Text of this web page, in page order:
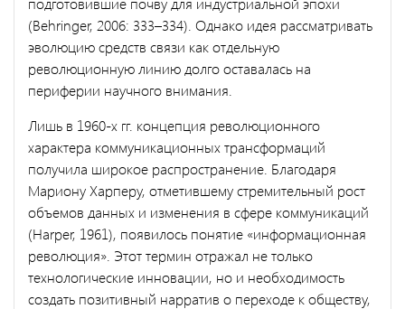
(Behringer, 2006: 333–334). Однако идея рассматривать
эволюцию средств связи как отдельную
революционную линию долго оставалась на
периферии научного внимания.
Лишь в 1960-х гг. концепция революционного
характера коммуникационных трансформаций
получила широкое распространение. Благодаря
Мариону Харперу, отметившему стремительный рост
объемов данных и изменения в сфере коммуникаций
(Harper, 1961), появилось понятие «информационная
революция». Этот термин отражал не только
технологические инновации, но и необходимость
создать позитивный нарратив о переходе к обществу,